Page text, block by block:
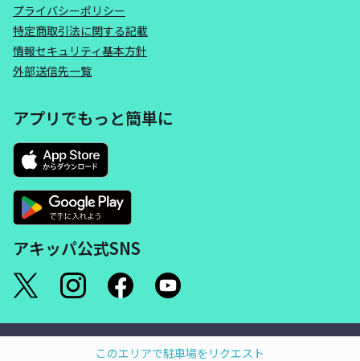
このエリアで駐車場をリクエスト
プライバシーポリシー
特定商取引法に関する記載
情報セキュリティ基本方針
外部送信先一覧
アプリでもっと簡単に
アキッパ公式SNS
©akippa Inc. All Rights Reserved.